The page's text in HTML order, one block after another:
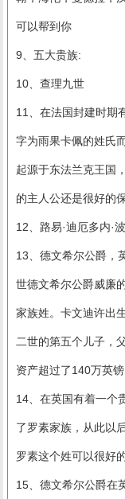
可以帮到你
9、五大贵族:
10、查理九世
11、在法国封建时期
字为雨果卡佩的姓氏
起源于东法兰克王国
的主人公还是很好的
12、路易·迪厄多内·
13、德文希尔公爵，
世德文希尔公爵威廉
家族姓。卡文迪许出
二世的第五个儿子，
资产超过了140万英镑
14、在英国有着一个
了罗素家族，从此以
罗素这个姓可以很好
15、德文希尔公爵在